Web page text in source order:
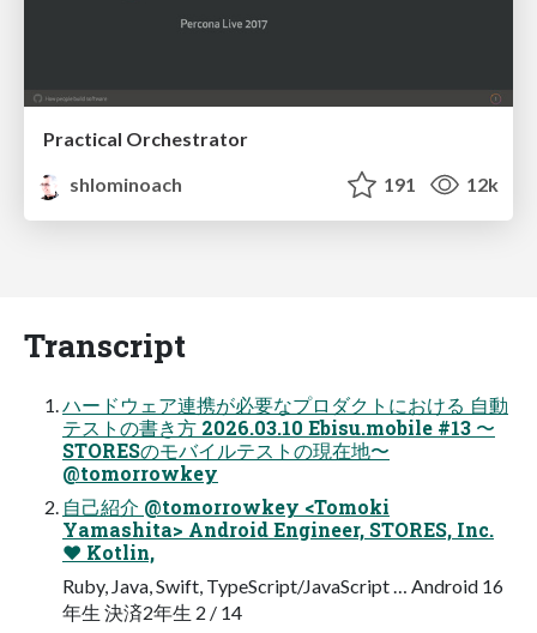
Practical Orchestrator
shlominoach
191 12k
Transcript
ハードウェア連携が必要なプロダクトにおける 自動
テストの書き方 2026.03.10 Ebisu.mobile #13 〜
STORESのモバイルテストの現在地〜
@tomorrowkey
自己紹介 @tomorrowkey <Tomoki
Yamashita> Android Engineer, STORES, Inc.
❤️ Kotlin,
Ruby, Java, Swift, TypeScript/JavaScript … Android 16
年生 決済2年生 2 / 14